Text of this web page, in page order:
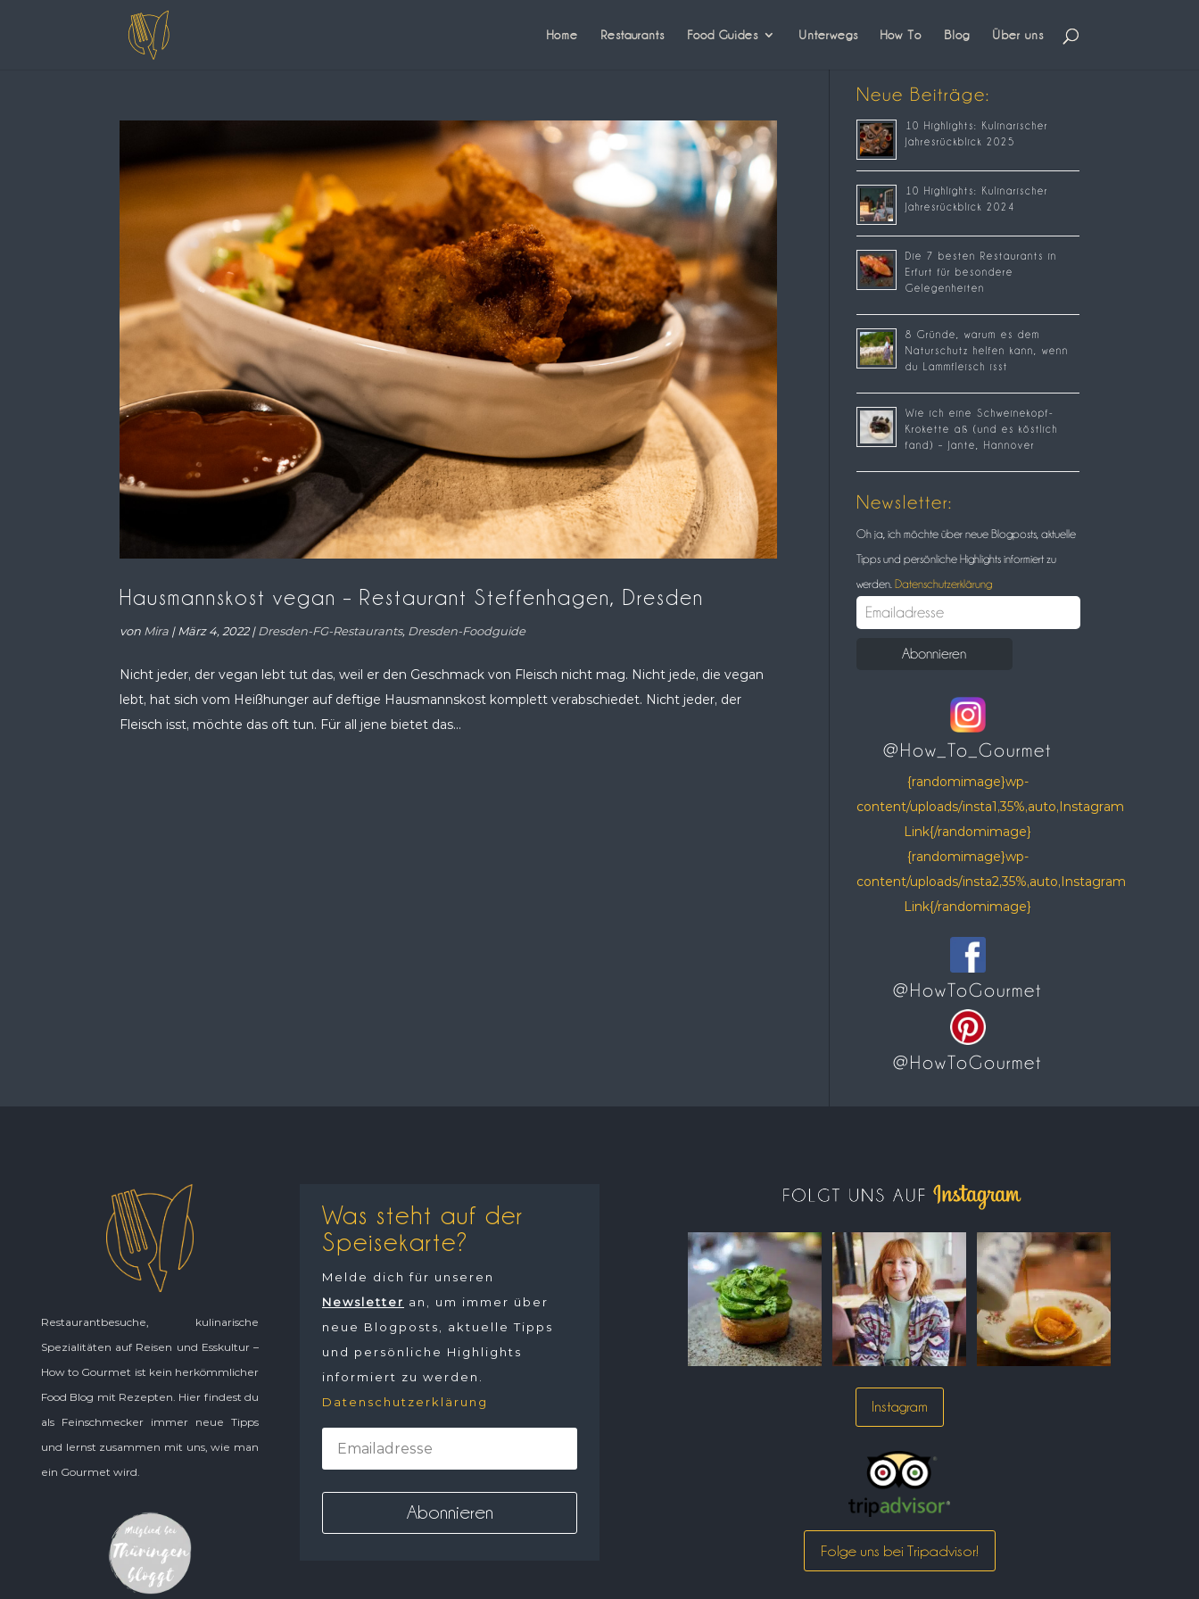
Home Restaurants Food Guides Unterwegs How To Blog Über uns
Hausmannskost vegan – Restaurant Steffenhagen, Dresden
von Mira |März 4, 2022|Dresden-FG-Restaurants, Dresden-Foodguide
Nicht jeder, der vegan lebt tut das, weil er den Geschmack von Fleisch nicht mag. Nicht jede, die vegan
lebt, hat sich vom Heißhunger auf deftige Hausmannskost komplett verabschiedet. Nicht jeder, der
Fleisch isst, möchte das oft tun. Für all jene bietet das...
Neue Beiträge:
10 Highlights: Kulinarischer
Jahresrückblick 2025
10 Highlights: Kulinarischer
Jahresrückblick 2024
Die 7 besten Restaurants in
Erfurt für besondere
Gelegenheiten
8 Gründe, warum es dem
Naturschutz helfen kann, wenn
du Lammfleisch isst
Wie ich eine Schweinekopf-
Krokette aß (und es köstlich
fand) – Jante, Hannover
Newsletter:
Oh ja, ich möchte über neue Blogposts, aktuelle
Tipps und persönliche Highlights informiert zu
werden. Datenschutzerklärung
@How_To_Gourmet
{randomimage}wp-
content/uploads/insta1,35%,auto,Instagram
Link{/randomimage}
{randomimage}wp-
content/uploads/insta2,35%,auto,Instagram
Link{/randomimage}
@HowToGourmet
@HowToGourmet
Restaurantbesuche, kulinarische
Spezialitäten auf Reisen und Esskultur –
How to Gourmet ist kein herkömmlicher
Food Blog mit Rezepten. Hier findest du
als Feinschmecker immer neue Tipps
und lernst zusammen mit uns, wie man
ein Gourmet wird.
Was steht auf der
Speisekarte?
Melde dich für unseren
Newsletter an, um immer über
neue Blogposts, aktuelle Tipps
und persönliche Highlights
informiert zu werden.
Datenschutzerklärung
Instagram
Folge uns bei Tripadvisor!